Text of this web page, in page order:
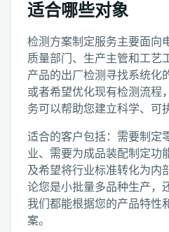
适合哪些对象
检测方案制定服务主要面向
质量部门、生产主管和工艺
产品的出厂检测寻找系统化
或者希望优化现有检测流程
务可以帮助您建立科学、可
适合的客户包括：需要制定
业、需要为成品装配制定功
及希望将行业标准转化为内
论您是小批量多品种生产，
我们都能根据您的产品特性
案。